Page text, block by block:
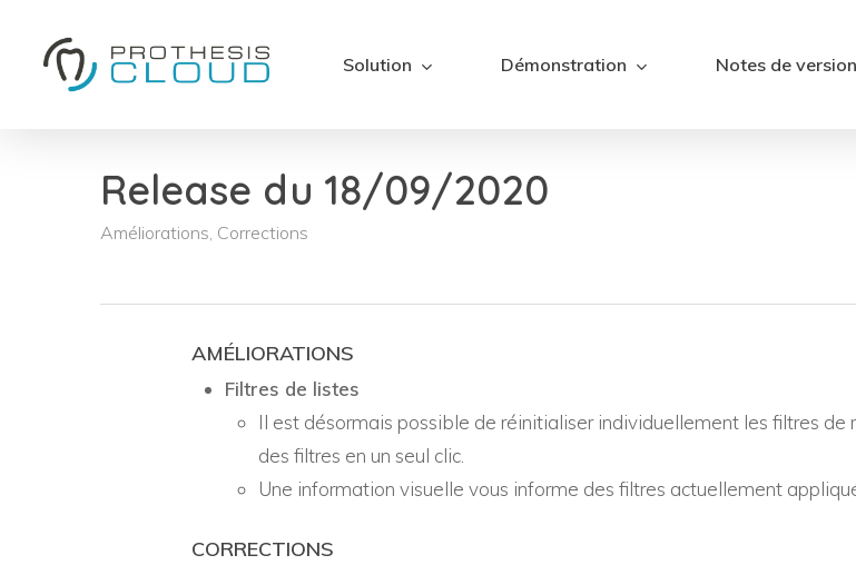
Solution Démonstration Notes de version
Release du 18/09/2020
Améliorations, Corrections
AMÉLIORATIONS
Filtres de listes
Il est désormais possible de réinitialiser individuellement les filtres de
des filtres en un seul clic.
Une information visuelle vous informe des filtres actuellement
CORRECTIONS